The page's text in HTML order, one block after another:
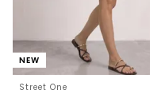
NEW
Street One